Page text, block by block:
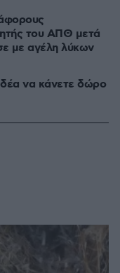
του ΑΠΘ μετά
με αγέλη λύκων
να κάνετε δώρο